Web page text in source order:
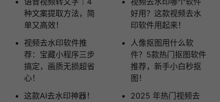
种文案提取方法，简
单又高效！
视频去水印软件推
荐：宝藏小程序三步
搞定，画质无损超省
心！
这款AI去水印神器！
好用？这款视频去水
印软件用起来！
人像抠图用什么软
件？5款热门抠图软件
推荐，新手小白秒抠
图！
2025 年热门视频去